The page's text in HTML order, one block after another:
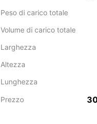
Peso di carico totale
Volume di carico totale
Larghezza
Altezza
Lunghezza
Prezzo